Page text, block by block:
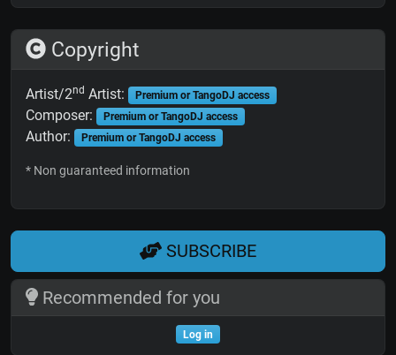
Copyright
Artist/2nd Artist: Premium or TangoDJ access
Composer: Premium or TangoDJ access
Author: Premium or TangoDJ access
* Non guaranteed information
SUBSCRIBE
Recommended for you
Log in